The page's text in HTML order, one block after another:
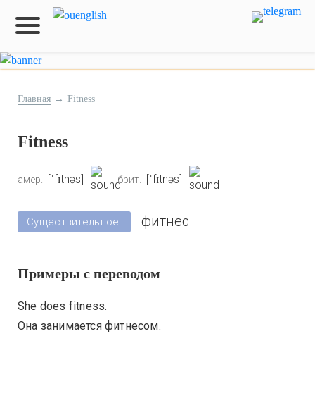
Главная → Fitness
Fitness
амер. [ˈfɪtnəs] брит. [ˈfɪtnəs]
Существительное: фитнес
Примеры с переводом
She does fitness.
Она занимается фитнесом.